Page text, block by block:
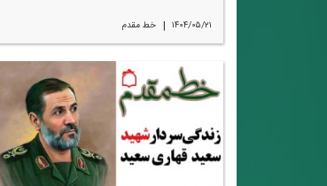
۱۴۰۴/۰۵/۲۱ | خط مقدم